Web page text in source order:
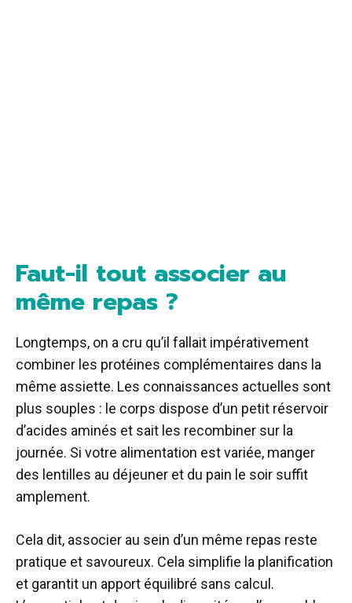
Faut-il tout associer au
même repas ?
Longtemps, on a cru qu’il fallait impérativement
combiner les protéines complémentaires dans la
même assiette. Les connaissances actuelles sont
plus souples : le corps dispose d’un petit réservoir
d’acides aminés et sait les recombiner sur la
journée. Si votre alimentation est variée, manger
des lentilles au déjeuner et du pain le soir suffit
amplement.
Cela dit, associer au sein d’un même repas reste
pratique et savoureux. Cela simplifie la planification
et garantit un apport équilibré sans calcul.